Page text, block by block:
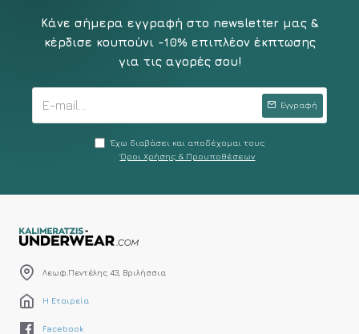
Κάνε σήμερα εγγραφή στο newsletter μας &
κέρδισε κουπούνι -10% επιπλέον έκπτωσης
για τις αγορές σου!
Εγγραφή
Έχω διαβάσει και αποδέχομαι τους
Όροι Χρήσης & Προυποθέσεων
Λεωφ.Πεντέλης 43, Βριλήσσια
Η Εταιρεία
Facebook